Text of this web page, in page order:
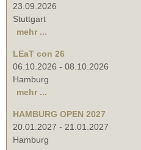
23.09.2026
Stuttgart
mehr ...
LEaT con 26
06.10.2026 - 08.10.2026
Hamburg
mehr ...
HAMBURG OPEN 2027
20.01.2027 - 21.01.2027
Hamburg